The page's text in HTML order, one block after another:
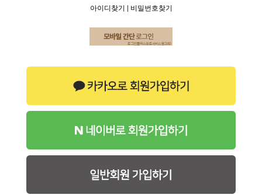
아이디찾기 비밀번호찾기